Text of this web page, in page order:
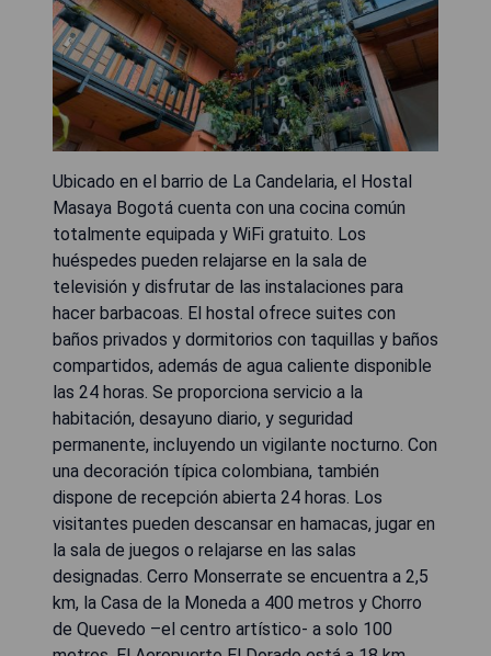
Ubicado en el barrio de La Candelaria, el Hostal
Masaya Bogotá cuenta con una cocina común
totalmente equipada y WiFi gratuito. Los
huéspedes pueden relajarse en la sala de
televisión y disfrutar de las instalaciones para
hacer barbacoas. El hostal ofrece suites con
baños privados y dormitorios con taquillas y baños
compartidos, además de agua caliente disponible
las 24 horas. Se proporciona servicio a la
habitación, desayuno diario, y seguridad
permanente, incluyendo un vigilante nocturno. Con
una decoración típica colombiana, también
dispone de recepción abierta 24 horas. Los
visitantes pueden descansar en hamacas, jugar en
la sala de juegos o relajarse en las salas
designadas. Cerro Monserrate se encuentra a 2,5
km, la Casa de la Moneda a 400 metros y Chorro
de Quevedo –el centro artístico- a solo 100